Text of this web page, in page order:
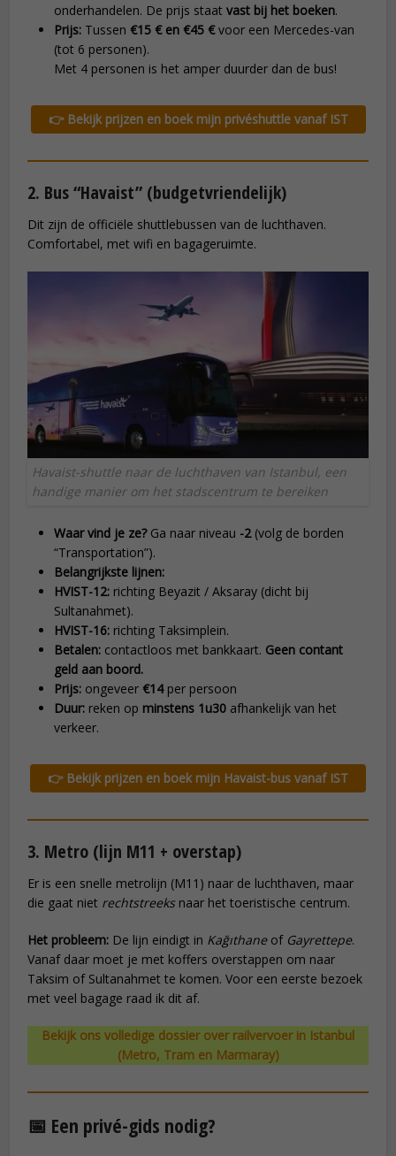
onderhandelen. De prijs staatvast bij het boeken.
Prijs: Tussen €15 € en €45 €voor een Mercedes-van
(tot 6 personen).
Met 4 personen is het amper duurder dan de bus!
👉 Bekijk prijzen en boek mijn privéshuttle vanaf IST
2. Bus “Havaist” (budgetvriendelijk)
Dit zijn de officiële shuttlebussen van de luchthaven.
Comfortabel, met wifi en bagageruimte.
Havaist-shuttle naar de luchthaven van Istanbul, een
handige manier om het stadscentrum te bereiken
Waar vind je ze?Ga naar niveau -2(volg de borden
“Transportation”).
Belangrijkste lijnen:
HVIST-12: richting Beyazit / Aksaray (dicht bij
Sultanahmet).
HVIST-16: richting Taksimplein.
Betalen: contactloos met bankkaart. Geen contant
geld aan boord.
Prijs: ongeveer €14per persoon
Duur: reken op minstens 1u30 afhankelijk van het
verkeer.
👉 Bekijk prijzen en boek mijn Havaist-bus vanaf IST
3. Metro (lijn M11 + overstap)
Er is een snelle metrolijn (M11) naar de luchthaven, maar
die gaat niet rechtstreeksnaar het toeristische centrum.
Het probleem: De lijn eindigt in Kağıthaneof Gayrettepe.
Vanaf daar moet je met koffers overstappen om naar
Taksim of Sultanahmet te komen. Voor een eerste bezoek
met veel bagage raad ik dit af.
Bekijk ons volledige dossier over railvervoer in Istanbul
(Metro, Tram en Marmaray)
📅 Een privé-gids nodig?